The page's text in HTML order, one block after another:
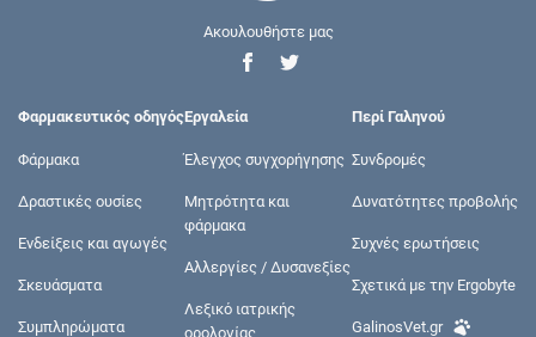
Ακουλουθήστε μας
Φαρμακευτικός οδηγός
Φάρμακα
Δραστικές ουσίες
Ενδείξεις και αγωγές
Σκευάσματα
Συμπληρώματα
Εργαλεία
Έλεγχος συγχορήγησης
Μητρότητα και
φάρμακα
Αλλεργίες / Δυσανεξίες
Λεξικό ιατρικής
ορολογίας
Περί Γαληνού
Συνδρομές
Δυνατότητες προβολής
Συχνές ερωτήσεις
Σχετικά με την Ergobyte
GalinosVet.gr